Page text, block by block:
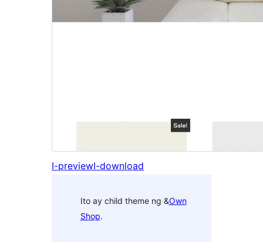
I-previewI-download
Ito ay child theme ng &Own
Shop.